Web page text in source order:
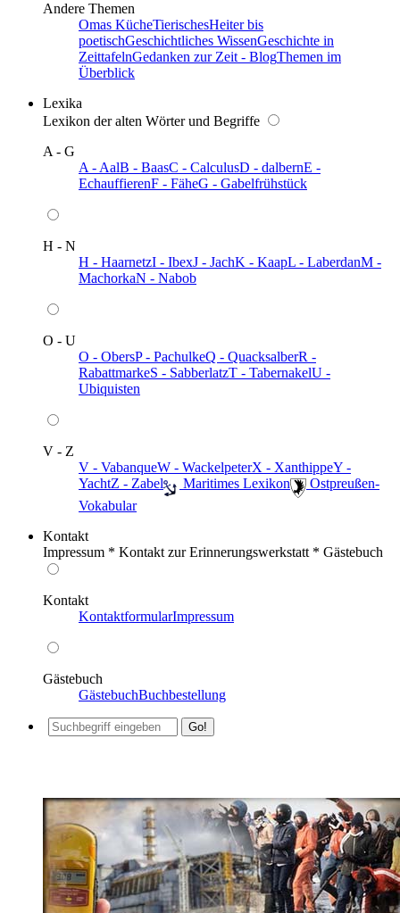
Andere Themen
Omas KücheTierischesHeiter bis
poetischGeschichtliches WissenGeschichte in
ZeittafelnGedanken zur Zeit - BlogThemen im
Überblick
Lexika
Lexikon der alten Wörter und Begriffe
A - G
A - AalB - BaasC - CalculusD - dalbernE -
EchauffierenF - FäheG - Gabelfrühstück
H - N
H - HaarnetzI - IbexJ - JachK - KaapL - LaberdanM -
MachorkaN - Nabob
O - U
O - ObersP - PachulkeQ - QuacksalberR -
RabattmarkeS - SabberlatzT - TabernakelU -
Ubiquisten
V - Z
V - VabanqueW - WackelpeterX - XanthippeY -
YachtZ - Zabel ️ Maritimes Lexikon
️ Ostpreußen-
Vokabular
Kontakt
Impressum * Kontakt zur Erinnerungswerkstatt * Gästebuch
Kontakt
KontaktformularImpressum
Gästebuch
GästebuchBuchbestellung